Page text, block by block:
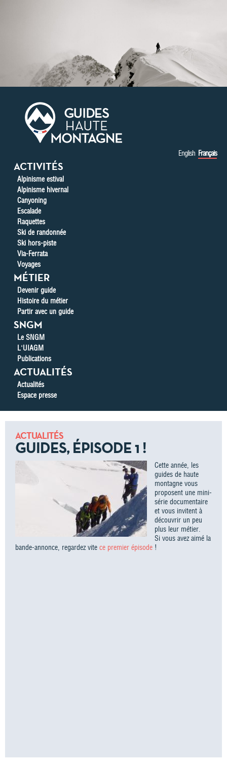
English Français
ACTIVITÉS
Alpinisme estival
Alpinisme hivernal
Canyoning
Escalade
Raquettes
Ski de randonnée
Ski hors-piste
Via-Ferrata
Voyages
MÉTIER
Devenir guide
Histoire du métier
Partir avec un guide
SNGM
Le SNGM
L'UIAGM
Publications
ACTUALITÉS
Actualités
Espace presse
ACTUALITÉS
GUIDES, ÉPISODE 1 !
Cette année, les
guides de haute
montagne vous
proposent une mini-
série documentaire
et vous invitent à
découvrir un peu
plus leur métier.
Si vous avez aimé la
bande-annonce, regardez vite ce premier épisode !